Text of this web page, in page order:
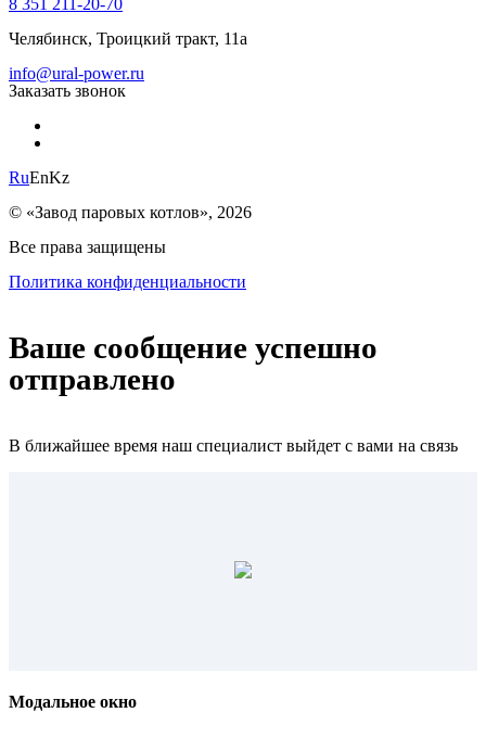
Челябинск, Троицкий тракт, 11а
info@ural-power.ru
Заказать звонок
RuEnKz
© «Завод паровых котлов», 2026
Все права защищены
Политика конфиденциальности
Ваше сообщение успешно
отправлено
В ближайшее время наш специалист выйдет с вами на связь
Модальное окно